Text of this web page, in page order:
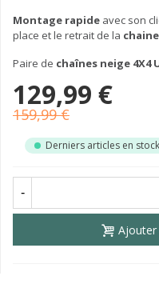
Montage rapide avec son
place et le retrait de la
Paire de chaînes neige
129,99 €
159,99 €
Derniers articles en stock
-
Ajouter